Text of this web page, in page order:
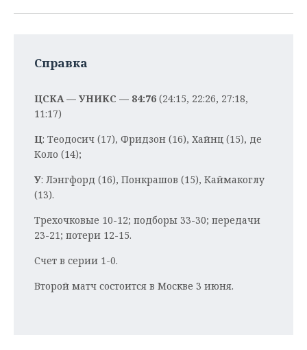
Справка
ЦСКА — УНИКС — 84:76 (24:15, 22:26, 27:18,
11:17)
Ц: Теодосич (17), Фридзон (16), Хайнц (15), де
Коло (14);
У: Лэнгфорд (16), Понкрашов (15), Каймакоглу
(13).
Трехочковые 10-12; подборы 33-30; передачи
23-21; потери 12-15.
Счет в серии 1-0.
Второй матч состоится в Москве 3 июня.